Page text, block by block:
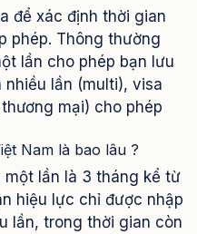
để xác định thời gian
phép. Thông thường
lần cho phép bạn lưu
lần (multi), visa
mại) cho phép
Nam là bao lâu ?
lần là 3 tháng kể từ
hiệu lực chỉ được nhập
lần, trong thời gian còn